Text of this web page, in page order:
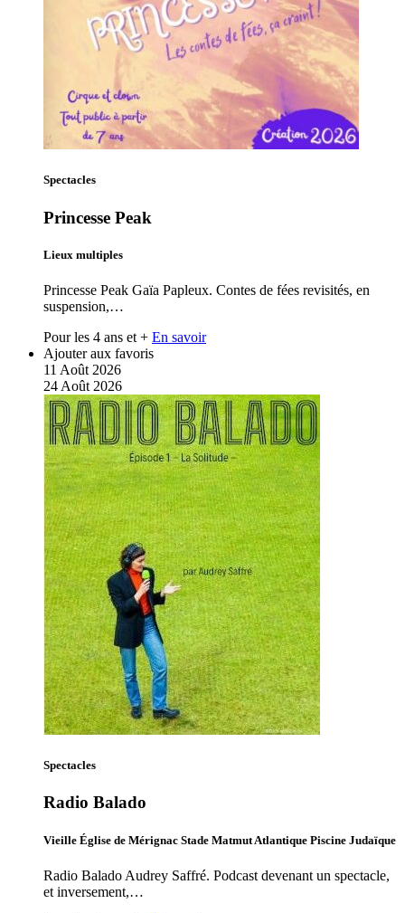
Spectacles
Princesse Peak
Lieux multiples
Princesse Peak Gaïa Papleux. Contes de fées revisités, en
suspension,…
Pour les 4 ans et + En savoir
Ajouter aux favoris
11 Août 2026
24 Août 2026
Spectacles
Radio Balado
Vieille Église de Mérignac Stade Matmut Atlantique Piscine Judaïque
Radio Balado Audrey Saffré. Podcast devenant un spectacle,
et inversement,…